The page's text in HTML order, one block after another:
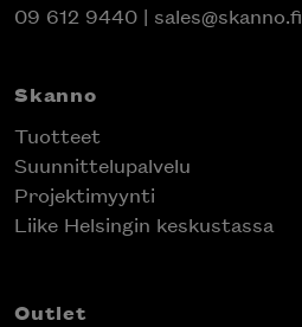
09 612 9440 | sales@skanno.fi
Skanno
Tuotteet
Suunnittelupalvelu
Projektimyynti
Liike Helsingin keskustassa
Outlet